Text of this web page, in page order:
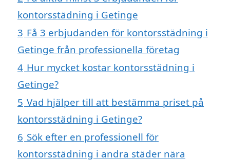
kontorsstädning i Getinge
3 Få 3 erbjudanden för kontorsstädning i
Getinge från professionella företag
4 Hur mycket kostar kontorsstädning i
Getinge?
5 Vad hjälper till att bestämma priset på
kontorsstädning i Getinge?
6 Sök efter en professionell för
kontorsstädning i andra städer nära